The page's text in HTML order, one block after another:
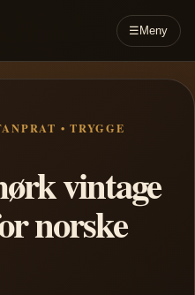
☰ Meny
• TRYGGE
vintage
norske